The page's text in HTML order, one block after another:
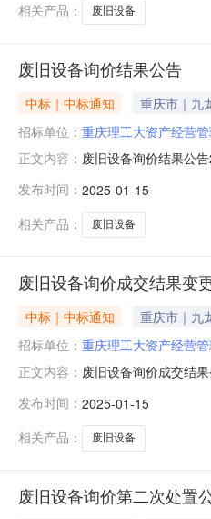
相关产品：
废旧设备
废旧设备询价结果公告
中标｜中标通知 重庆市｜九
招标单位： 重庆理工大资产经营
正文内容： 废旧设备询价结果公
额：￥6,060.00成交
发布时间： 2025-01-15
相关产品：
废旧设备
废旧设备询价成交结果变
中标｜中标通知 重庆市｜九
招标单位： 重庆理工大资产经营
正文内容： 废旧设备询价成交结
2100:05:59成交金额
发布时间： 2025-01-15
相关产品：
废旧设备
废旧设备询价第二次处置